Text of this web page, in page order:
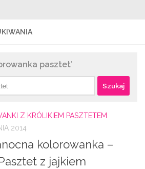
pasztet".
Z KRÓLIKIEM PASZTETEM
2014
kolorowanka –
z jajkiem